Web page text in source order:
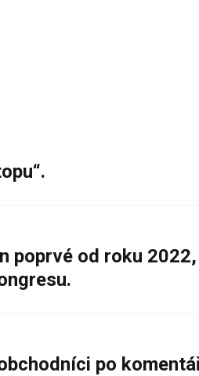
poprvé od roku
po